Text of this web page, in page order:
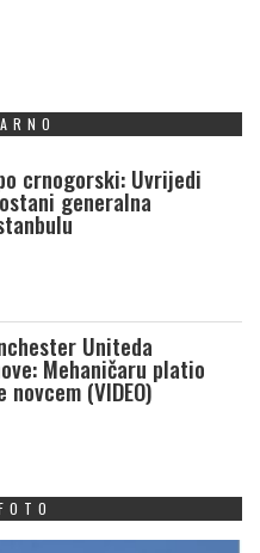
crnogorski: Uvrijedi
generalna
Uniteda
Mehaničaru platio
(VIDEO)